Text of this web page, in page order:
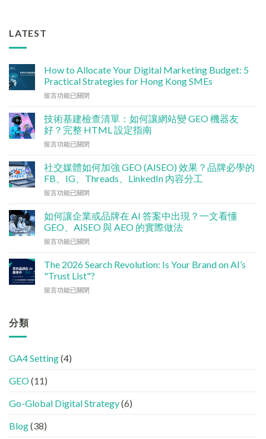
LATEST
How to Allocate Your Digital Marketing Budget: 5
Practical Strategies for Hong Kong SMEs
在
碼
行
銷
預
點
分
香
中
小
5
用
策
略〉
留言功能已關閉
技術基建檢查清單：如何讓網站變 GEO 機器友
好？完整 HTML 設定指南
在
術
基
建
檢
清
單：
何
網
站
GEO
整
HTML
定
南〉
留言功能已關閉
社交媒體如何加強 GEO (AISEO) 效果？品牌必學的
FB、IG、Threads、LinkedIn 內容分工
在
交
媒
體
如
加
強
(AISEO)
的
IG、
LinkedIn
容
留言功能已關閉
如何讓企業或品牌在 AI 答案中出現？一文看懂
GEO、AISEO 與 AEO 的實際做法
在
何
讓
業
案
出
一
看
懂
留言功能已關閉
The 2026 Search Revolution: Is Your Brand on AI’s
"Trust List"?
在
已
進
代
留言功能已關閉
分類
GA4 Setting(4)
GEO(11)
Go-Global Digital Strategy(6)
Blog(38)